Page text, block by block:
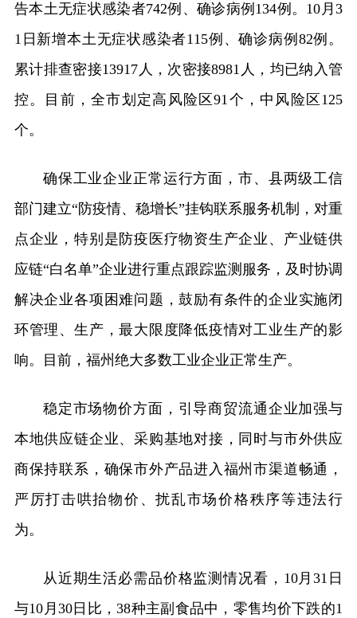
告本土无症状感染者742例、确诊病例134例。10月3
1日新增本土无症状感染者115例、确诊病例82例。
累计排查密接13917人，次密接8981人，均已纳入管
控。目前，全市划定高风险区91个，中风险区125
个。
确保工业企业正常运行方面，市、县两级工信
部门建立“防疫情、稳增长”挂钩联系服务机制，对重
点企业，特别是防疫医疗物资生产企业、产业链供
应链“白名单”企业进行重点跟踪监测服务，及时协调
解决企业各项困难问题，鼓励有条件的企业实施闭
环管理、生产，最大限度降低疫情对工业生产的影
响。目前，福州绝大多数工业企业正常生产。
稳定市场物价方面，引导商贸流通企业加强与
本地供应链企业、采购基地对接，同时与市外供应
商保持联系，确保市外产品进入福州市渠道畅通，
严厉打击哄抬物价、扰乱市场价格秩序等违法行
为。
从近期生活必需品价格监测情况看，10月31日
与10月30日比，38种主副食品中，零售均价下跌的1